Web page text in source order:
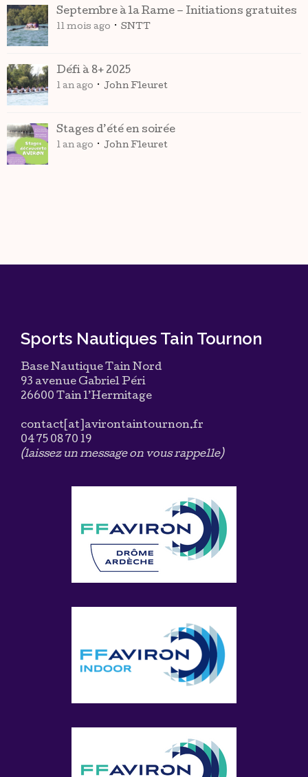
Septembre à la Rame – Initiations gratuites
11 mois ago SNTT
Défi à 8+ 2025
1 an ago John Fleuret
Stages d’été en soirée
1 an ago John Fleuret
Sports Nautiques Tain Tournon
Base Nautique Tain Nord
93 avenue Gabriel Péri
26600 Tain l’Hermitage
contact[at]avirontaintournon.fr
04 75 08 70 19
(laissez un message on vous rappelle)